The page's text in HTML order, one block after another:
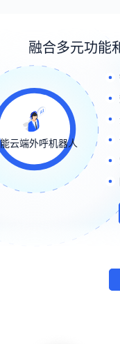
融合多元功能
云端外呼机器人